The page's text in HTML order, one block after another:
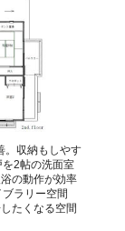
。収納もしやす
2帖の洗面室
の動作が効率
ラリー空間
たくなる空間